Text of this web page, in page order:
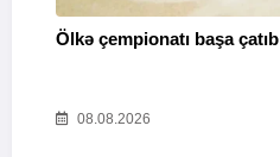
Ölkə çempionatı başa çatıb
08.08.2026